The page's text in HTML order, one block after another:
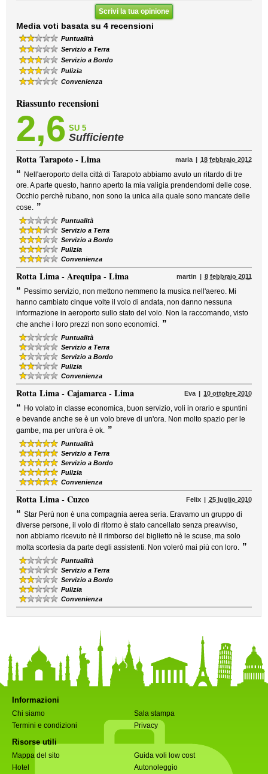
Scrivi la tua opinione
Media voti basata su 4 recensioni
Puntualità
Servizio a Terra
Servizio a Bordo
Pulizia
Convenienza
Riassunto recensioni
2,6 SU 5
Sufficiente
RottaTarapoto - Lima maria 18 febbraio 2012
“ Nell'aeroporto della città di Tarapoto abbiamo avuto un ritardo di tre
ore. A parte questo, hanno aperto la mia valigia prendendomi delle cose.
Occhio perchè rubano, non sono la unica alla quale sono mancate delle
cose. ”
Puntualità
Servizio a Terra
Servizio a Bordo
Pulizia
Convenienza
RottaLima - Arequipa - Lima martin 8 febbraio 2011
“ Pessimo servizio, non mettono nemmeno la musica nell'aereo. Mi
hanno cambiato cinque volte il volo di andata, non danno nessuna
informazione in aeroporto sullo stato del volo. Non la raccomando, visto
che anche i loro prezzi non sono economici. ”
Puntualità
Servizio a Terra
Servizio a Bordo
Pulizia
Convenienza
RottaLima - Cajamarca - Lima Eva 10 ottobre 2010
“ Ho volato in classe economica, buon servizio, voli in orario e spuntini
e bevande anche se è un volo breve di un'ora. Non molto spazio per le
gambe, ma per un'ora è ok. ”
Puntualità
Servizio a Terra
Servizio a Bordo
Pulizia
Convenienza
RottaLima - Cuzco Felix 25 luglio 2010
“ Star Perù non è una compagnia aerea seria. Eravamo un gruppo di
diverse persone, il volo di ritorno è stato cancellato senza preavviso,
non abbiamo ricevuto nè il rimborso del biglietto nè le scuse, ma solo
molta scortesia da parte degli assistenti. Non volerò mai più con loro. ”
Puntualità
Servizio a Terra
Servizio a Bordo
Pulizia
Convenienza
Informazioni
Chi siamo
Sala stampa
Termini e condizioni
Privacy
Risorse utili
Mappa del sito
Guida voli low cost
Hotel
Autonoleggio